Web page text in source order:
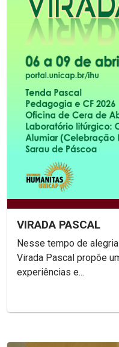
VIRADA PASCAL
Nesse tempo de
Virada Pascal propõe
experiências e...